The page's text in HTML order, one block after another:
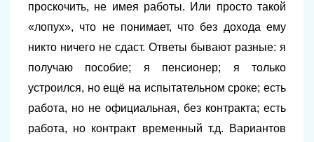
проскочить, не имея работы. Или просто такой
«лопух», что не понимает, что без дохода ему
никто ничего не сдаст. Ответы бывают разные: я
получаю пособие; я пенсионер; я только
устроился, но ещё на испытательном сроке; есть
работа, но не официальная, без контракта; есть
работа, но контракт временный т.д. Вариантов